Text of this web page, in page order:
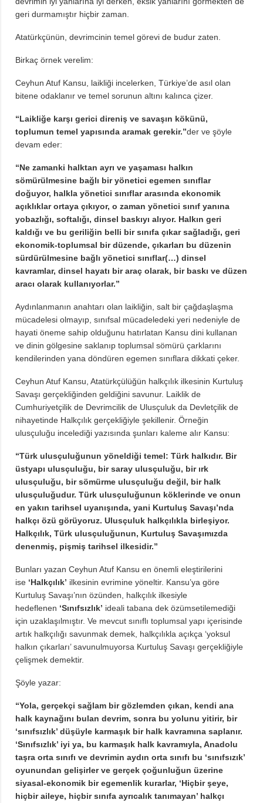
geri durmamıştır hiçbir zaman.
Atatürkçünün, devrimcinin temel görevi de budur zaten.
Birkaç örnek verelim:
Ceyhun Atuf Kansu, laikliği incelerken, Türkiye’de asıl olan
bitene odaklanır ve temel sorunun altını kalınca çizer.
“Laikliğe karşı gerici direniş ve savaşın kökünü,
toplumun temel yapısında aramak gerekir.”der ve şöyle
devam eder:
“Ne zamanki halktan ayrı ve yaşaması halkın
sömürülmesine bağlı bir yönetici egemen sınıflar
doğuyor, halkla yönetici sınıflar arasında ekonomik
açıklıklar ortaya çıkıyor, o zaman yönetici sınıf yanına
yobazlığı, softalığı, dinsel baskıyı alıyor. Halkın geri
kaldığı ve bu geriliğin belli bir sınıfa çıkar sağladığı, geri
ekonomik-toplumsal bir düzende, çıkarları bu düzenin
sürdürülmesine bağlı yönetici sınıflar(…) dinsel
kavramlar, dinsel hayatı bir araç olarak, bir baskı ve düzen
aracı olarak kullanıyorlar.”
Aydınlanmanın anahtarı olan laikliğin, salt bir çağdaşlaşma
mücadelesi olmayıp, sınıfsal mücadeledeki yeri nedeniyle de
hayati öneme sahip olduğunu hatırlatan Kansu dini kullanan
ve dinin gölgesine saklanıp toplumsal sömürü çarklarını
kendilerinden yana döndüren egemen sınıflara dikkati çeker.
Ceyhun Atuf Kansu, Atatürkçülüğün halkçılık ilkesinin Kurtuluş
Savaşı gerçekliğinden geldiğini savunur. Laiklik de
Cumhuriyetçilik de Devrimcilik de Ulusçuluk da Devletçilik de
nihayetinde Halkçılık gerçekliğiyle şekillenir. Örneğin
ulusçuluğu incelediği yazısında şunları kaleme alır Kansu:
“Türk ulusçuluğunun yöneldiği temel: Türk halkıdır. Bir
üstyapı ulusçuluğu, bir saray ulusçuluğu, bir ırk
ulusçuluğu, bir sömürme ulusçuluğu değil, bir halk
ulusçuluğudur. Türk ulusçuluğunun köklerinde ve onun
en yakın tarihsel uyanışında, yani Kurtuluş Savaşı’nda
halkçı özü görüyoruz. Ulusçuluk halkçılıkla birleşiyor.
Halkçılık, Türk ulusçuluğunun, Kurtuluş Savaşımızda
denenmiş, pişmiş tarihsel ilkesidir.”
Bunları yazan Ceyhun Atuf Kansu en önemli eleştirilerini
ise ‘Halkçılık’ ilkesinin evrimine yöneltir. Kansu’ya göre
Kurtuluş Savaşı’nın özünden, halkçılık ilkesiyle
hedeflenen ‘Sınıfsızlık’ ideali tabana dek özümsetilemediği
için uzaklaşılmıştır. Ve mevcut sınıflı toplumsal yapı içerisinde
artık halkçılığı savunmak demek, halkçılıkla açıkça ‘yoksul
halkın çıkarları’ savunulmuyorsa Kurtuluş Savaşı gerçekliğiyle
çelişmek demektir.
Şöyle yazar:
“Yola, gerçekçi sağlam bir gözlemden çıkan, kendi ana
halk kaynağını bulan devrim, sonra bu yolunu yitirir, bir
‘sınıfsızlık’ düşüyle karmaşık bir halk kavramına saplanır.
‘Sınıfsızlık’ iyi ya, bu karmaşık halk kavramıyla, Anadolu
taşra orta sınıfı ve devrimin aydın orta sınıfı bu ‘sınıfsızık’
oyunundan gelişirler ve gerçek çoğunluğun üzerine
siyasal-ekonomik bir egemenlik kurarlar, ‘Hiçbir şeye,
hiçbir aileye, hiçbir sınıfa ayrıcalık tanımayan’ halkçı